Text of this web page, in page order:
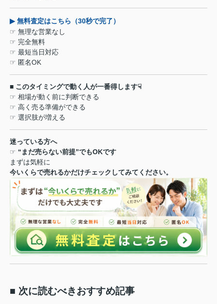
▶無料査定はこちら（30秒で完了）
☞ 無理な営業なし
☞ 完全無料
☞ 最短当日対応
☞ 匿名OK
■ このタイミングで動く人が一番得します☟
☞ 相場が動く前に判断できる
☞ 高く売る準備ができる
☞ 選択肢が増える
迷っている方へ
☞ “ まだ売らない前提”でもOKです
まずは気軽に
今いくらで売れるかだけチェックしてみてください。
■ 次に読むべきおすすめ記事